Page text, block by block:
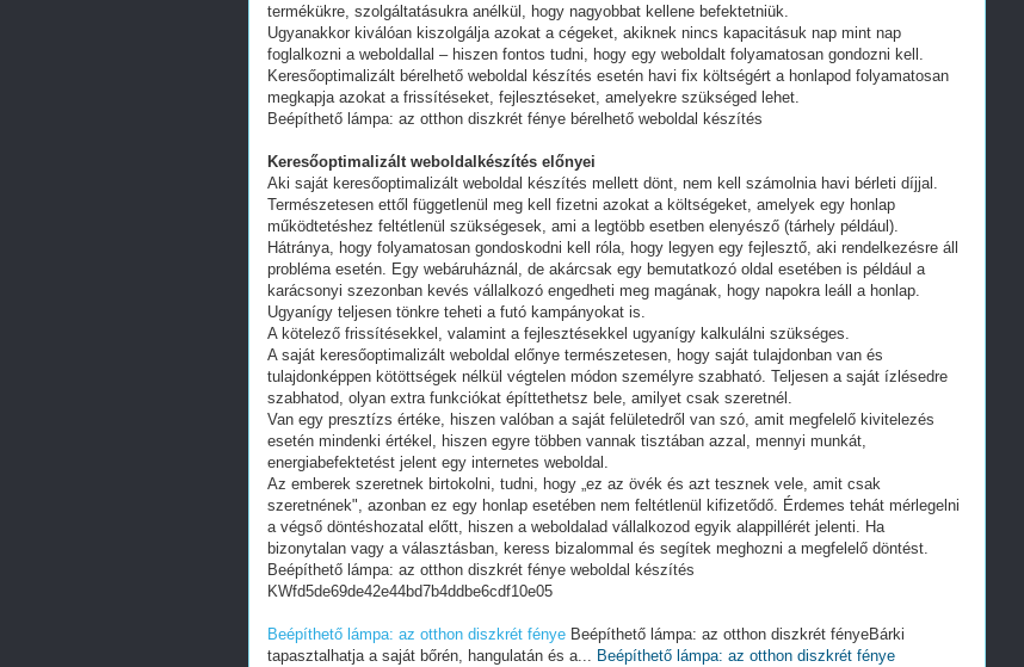
termékükre, szolgáltatásukra anélkül, hogy nagyobbat kellene befektetniük.
Ugyanakkor kiválóan kiszolgálja azokat a cégeket, akiknek nincs kapacitásuk nap mint nap
foglalkozni a weboldallal – hiszen fontos tudni, hogy egy weboldalt folyamatosan gondozni kell.
Keresőoptimalizált bérelhető weboldal készítés esetén havi fix költségért a honlapod folyamatosan
megkapja azokat a frissítéseket, fejlesztéseket, amelyekre szükséged lehet.
Beépíthető lámpa: az otthon diszkrét fénye bérelhető weboldal készítés
Keresőoptimalizált weboldalkészítés előnyei
Aki saját keresőoptimalizált weboldal készítés mellett dönt, nem kell számolnia havi bérleti díjjal.
Természetesen ettől függetlenül meg kell fizetni azokat a költségeket, amelyek egy honlap
működtetéshez feltétlenül szükségesek, ami a legtöbb esetben elenyésző (tárhely például).
Hátránya, hogy folyamatosan gondoskodni kell róla, hogy legyen egy fejlesztő, aki rendelkezésre áll
probléma esetén. Egy webáruháznál, de akárcsak egy bemutatkozó oldal esetében is például a
karácsonyi szezonban kevés vállalkozó engedheti meg magának, hogy napokra leáll a honlap.
Ugyanígy teljesen tönkre teheti a futó kampányokat is.
A kötelező frissítésekkel, valamint a fejlesztésekkel ugyanígy kalkulálni szükséges.
A saját keresőoptimalizált weboldal előnye természetesen, hogy saját tulajdonban van és
tulajdonképpen kötöttségek nélkül végtelen módon személyre szabható. Teljesen a saját ízlésedre
szabhatod, olyan extra funkciókat építtethetsz bele, amilyet csak szeretnél.
Van egy presztízs értéke, hiszen valóban a saját felületedről van szó, amit megfelelő kivitelezés
esetén mindenki értékel, hiszen egyre többen vannak tisztában azzal, mennyi munkát,
energiabefektetést jelent egy internetes weboldal.
Az emberek szeretnek birtokolni, tudni, hogy „ez az övék és azt tesznek vele, amit csak
szeretnének", azonban ez egy honlap esetében nem feltétlenül kifizetődő. Érdemes tehát mérlegelni
a végső döntéshozatal előtt, hiszen a weboldalad vállalkozod egyik alappillérét jelenti. Ha
bizonytalan vagy a választásban, keress bizalommal és segítek meghozni a megfelelő döntést.
Beépíthető lámpa: az otthon diszkrét fénye weboldal készítés
KWfd5de69de42e44bd7b4ddbe6cdf10e05
Beépíthető lámpa: az otthon diszkrét fénye Beépíthető lámpa: az otthon diszkrét fényeBárki
tapasztalhatja a saját bőrén, hangulatán és a... Beépíthető lámpa: az otthon diszkrét fénye